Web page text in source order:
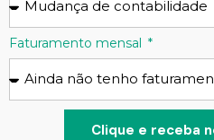
Faturamento mensal
Clique e receba